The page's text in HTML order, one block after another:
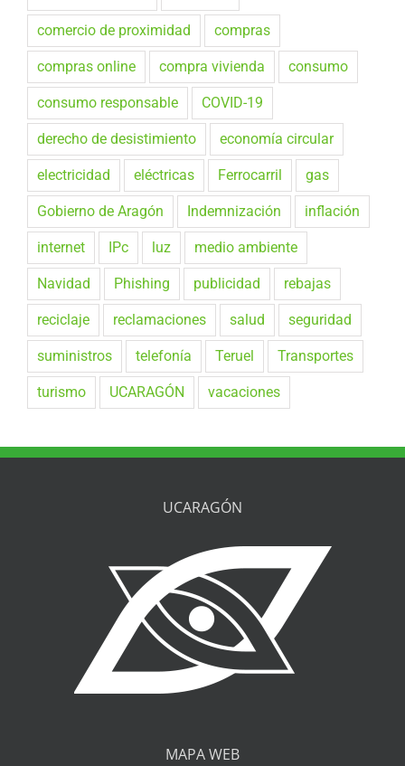
comercio de proximidad compras
compras online compra vivienda consumo
consumo responsable COVID-19
derecho de desistimiento economía circular
electricidad eléctricas Ferrocarril gas
Gobierno de Aragón Indemnización inflación
internet IPc luz medio ambiente
Navidad Phishing publicidad rebajas
reciclaje reclamaciones salud seguridad
suministros telefonía Teruel Transportes
turismo UCARAGÓN vacaciones
UCARAGÓN
MAPA WEB